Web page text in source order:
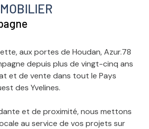
aux portes de Houdan, Azur.78
depuis plus de vingt-cinq ans
et de vente dans tout le Pays
des Yvelines.
et de proximité, nous mettons
au service de vos projets sur